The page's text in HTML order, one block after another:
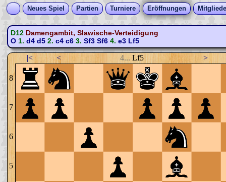
Neues Spiel Partien Turniere Eröffnungen
D12 Damengambit, Slawische-Verteidigung
O1. d4 d52. c4 c63. Sf3 Sf64. e3 Lf5
|< < 4... Lf5 >
8
7
6
5